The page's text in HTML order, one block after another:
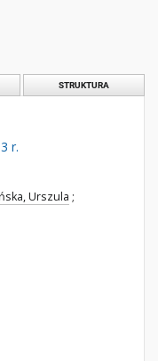
STRUKTURA
r.
Urszula ;